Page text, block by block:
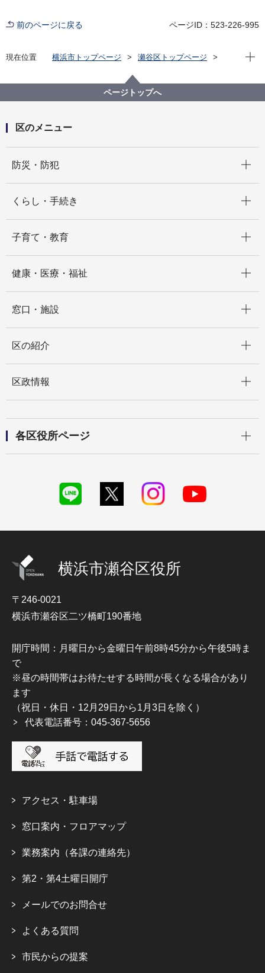
前のページに戻る ページID：523-226-995
現在位置 横浜市トップページ
瀬谷区トップページ
瀬谷センター指定管理
現在
ページトップへ
区のメニュー
防災・防犯
くらし・手続き
子育て・教育
健康・医療・福祉
窓口・施設
区の紹介
区政情報
各区役所ページ
横浜市瀬谷区役所
〒246-0021
横浜市瀬谷区二ツ橋町190番地
開庁時間：月曜日から金曜日午前8時45分から午後5時ま
で
※昼の時間帯はお待たせする時間が長くなる場合があり
ます
（祝日・休日・12月29日から1月3日を除く）
代表電話番号：045-367-5656
アクセス・駐車場
窓口案内・フロアマップ
業務案内（各課の連絡先）
第2・第4土曜日開庁
メールでのお問合せ
よくある質問
市民からの提案